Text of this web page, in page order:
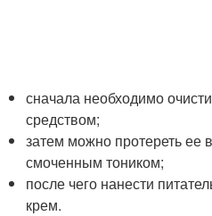
сначала необходимо
средством;
затем можно протереть ее
смоченным тоником;
после чего нанести
крем.